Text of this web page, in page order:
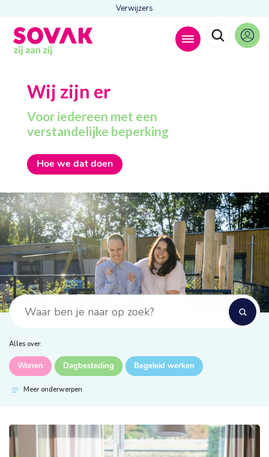
Verwijzers
Anderen zochten ook
Wonen
Behandelingen
Contact
Wij zijn er
Voor iedereen met een
verstandelijke beperking
Hoe we dat doen
Alles over:
Wonen Dagbesteding Begeleid werken
Meer onderwerpen